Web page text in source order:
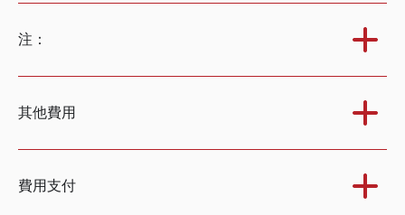
注：
其他費用
費用支付